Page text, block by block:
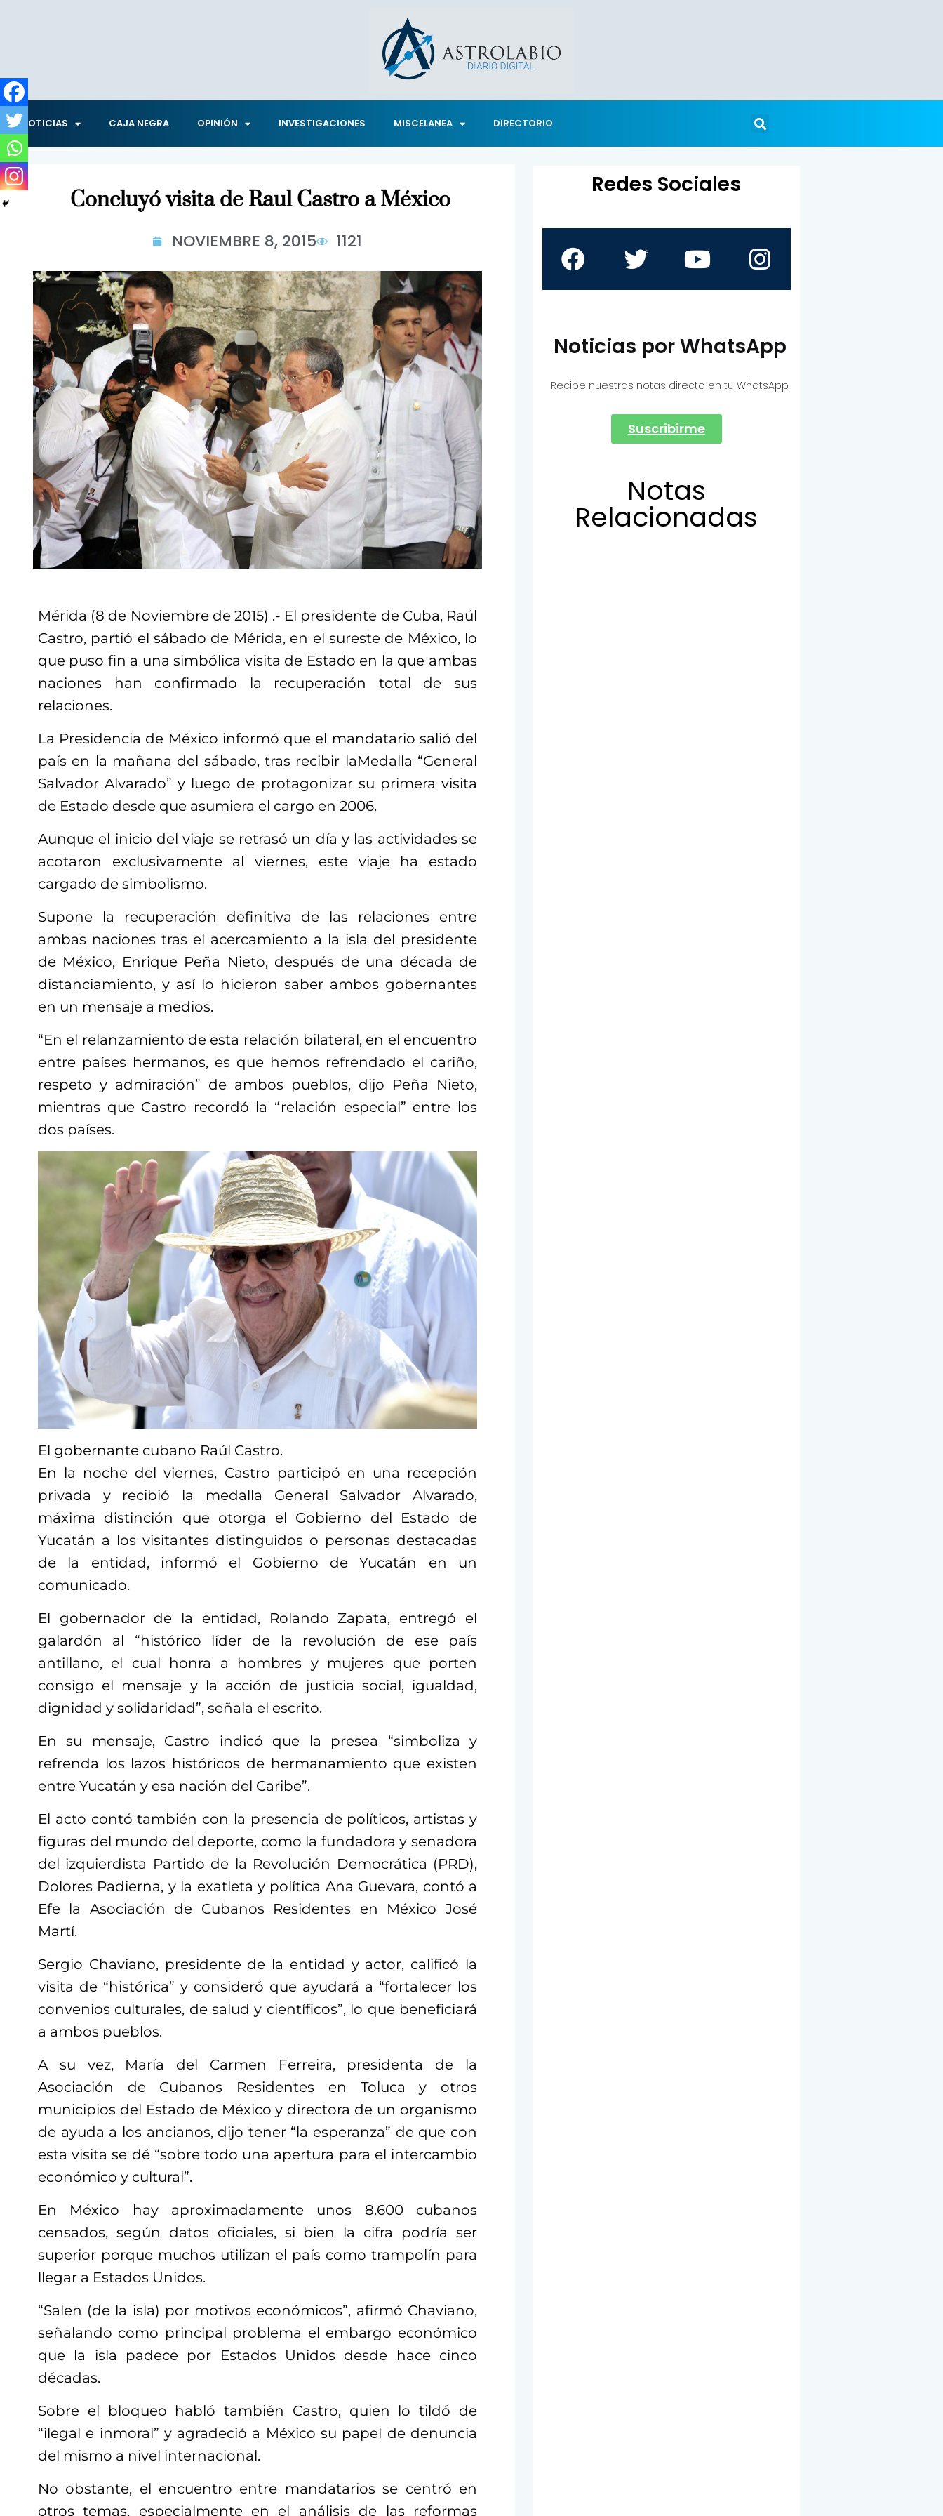
NOTICIAS CAJA NEGRA OPINIÓN INVESTIGACIONES MISCELANEA DIRECTORIO
Concluyó visita de Raul Castro a México
NOVIEMBRE 8, 2015 1121
Mérida (8 de Noviembre de 2015) .- El presidente de Cuba, Raúl
Castro, partió el sábado de Mérida, en el sureste de México, lo
que puso fin a una simbólica visita de Estado en la que ambas
naciones han confirmado la recuperación total de sus
relaciones.
La Presidencia de México informó que el mandatario salió del
país en la mañana del sábado, tras recibir laMedalla “General
Salvador Alvarado” y luego de protagonizar su primera visita
de Estado desde que asumiera el cargo en 2006.
Aunque el inicio del viaje se retrasó un día y las actividades se
acotaron exclusivamente al viernes, este viaje ha estado
cargado de simbolismo.
Supone la recuperación definitiva de las relaciones entre
ambas naciones tras el acercamiento a la isla del presidente
de México, Enrique Peña Nieto, después de una década de
distanciamiento, y así lo hicieron saber ambos gobernantes
en un mensaje a medios.
“En el relanzamiento de esta relación bilateral, en el encuentro
entre países hermanos, es que hemos refrendado el cariño,
respeto y admiración” de ambos pueblos, dijo Peña Nieto,
mientras que Castro recordó la “relación especial” entre los
dos países.
El gobernante cubano Raúl Castro.
En la noche del viernes, Castro participó en una recepción
privada y recibió la medalla General Salvador Alvarado,
máxima distinción que otorga el Gobierno del Estado de
Yucatán a los visitantes distinguidos o personas destacadas
de la entidad, informó el Gobierno de Yucatán en un
comunicado.
El gobernador de la entidad, Rolando Zapata, entregó el
galardón al “histórico líder de la revolución de ese país
antillano, el cual honra a hombres y mujeres que porten
consigo el mensaje y la acción de justicia social, igualdad,
dignidad y solidaridad”, señala el escrito.
En su mensaje, Castro indicó que la presea “simboliza y
refrenda los lazos históricos de hermanamiento que existen
entre Yucatán y esa nación del Caribe”.
El acto contó también con la presencia de políticos, artistas y
figuras del mundo del deporte, como la fundadora y senadora
del izquierdista Partido de la Revolución Democrática (PRD),
Dolores Padierna, y la exatleta y política Ana Guevara, contó a
Efe la Asociación de Cubanos Residentes en México José
Martí.
Sergio Chaviano, presidente de la entidad y actor, calificó la
visita de “histórica” y consideró que ayudará a “fortalecer los
convenios culturales, de salud y científicos”, lo que beneficiará
a ambos pueblos.
A su vez, María del Carmen Ferreira, presidenta de la
Asociación de Cubanos Residentes en Toluca y otros
municipios del Estado de México y directora de un organismo
de ayuda a los ancianos, dijo tener “la esperanza” de que con
esta visita se dé “sobre todo una apertura para el intercambio
económico y cultural”.
En México hay aproximadamente unos 8.600 cubanos
censados, según datos oficiales, si bien la cifra podría ser
superior porque muchos utilizan el país como trampolín para
llegar a Estados Unidos.
“Salen (de la isla) por motivos económicos”, afirmó Chaviano,
señalando como principal problema el embargo económico
que la isla padece por Estados Unidos desde hace cinco
décadas.
Sobre el bloqueo habló también Castro, quien lo tildó de
“ilegal e inmoral” y agradeció a México su papel de denuncia
del mismo a nivel internacional.
No obstante, el encuentro entre mandatarios se centró en
otros temas, especialmente en el análisis de las reformas
Redes Sociales
Noticias por WhatsApp
Recibe nuestras notas directo en tu WhatsApp
Suscribirme
Notas
Relacionadas